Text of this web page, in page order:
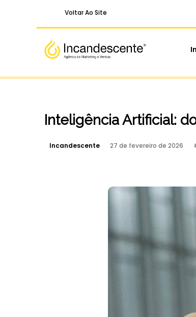
Voltar Ao Site
Inteligência Artificial:
Incandescente 27 de fevereiro de 2026